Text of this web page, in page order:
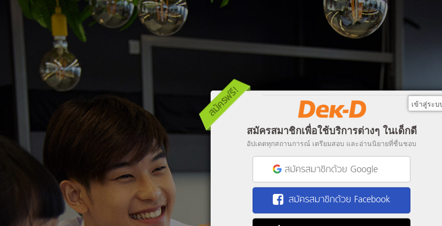
สมัครสมาชิกเพื่อใช้บริการต่างๆ ในเด็กดี
อัปเดตทุกสถานการณ์ เตรียมสอบ และอ่านนิยายที่ชื่นชอบ
สมัครสมาชิกด้วย Google
สมัครสมาชิกด้วย Facebook
เข้าสู่ระบ